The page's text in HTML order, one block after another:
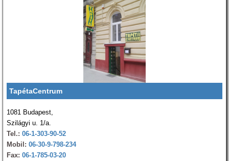
TapétaCentrum
1081 Budapest,
Szilágyi u. 1/a.
Tel.: 06-1-303-90-52
Mobil: 06-30-9-798-234
Fax: 06-1-785-03-20